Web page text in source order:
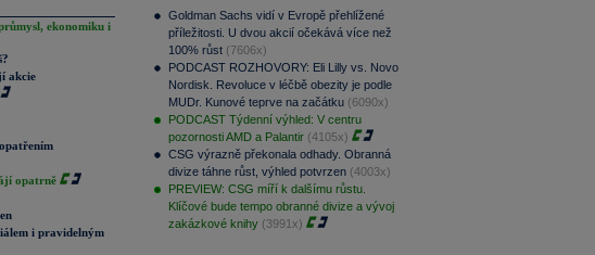
ekonomiku i
akcie
opatrně
i pravidelným
Goldman Sachs vidí v Evropě přehlížené
příležitosti. U dvou akcií očekává více než
100% růst (7606x)
PODCAST ROZHOVORY: Eli Lilly vs. Novo
Nordisk. Revoluce v léčbě obezity je podle
MUDr. Kunové teprve na začátku (6090x)
PODCAST Týdenní výhled: V centru
pozornosti AMD a Palantir (4105x)
CSG výrazně překonala odhady. Obranná
divize táhne růst, výhled potvrzen (4003x)
PREVIEW: CSG míří k dalšímu růstu.
Klíčové bude tempo obranné divize a vývoj
zakázkové knihy (3991x)